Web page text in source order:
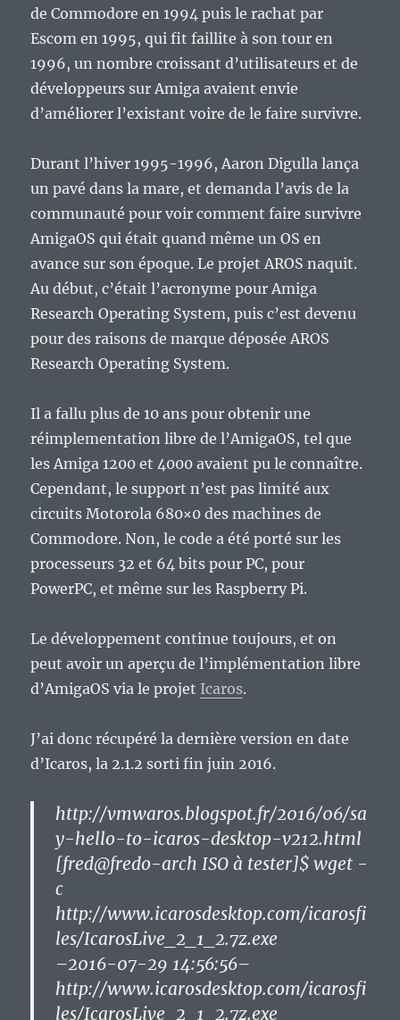
de Commodore en 1994 puis le rachat par
Escom en 1995, qui fit faillite à son tour en
1996, un nombre croissant d’utilisateurs et de
développeurs sur Amiga avaient envie
d’améliorer l’existant voire de le faire survivre.
Durant l’hiver 1995-1996, Aaron Digulla lança
un pavé dans la mare, et demanda l’avis de la
communauté pour voir comment faire survivre
AmigaOS qui était quand même un OS en
avance sur son époque. Le projet AROS naquit.
Au début, c’était l’acronyme pour Amiga
Research Operating System, puis c’est devenu
pour des raisons de marque déposée AROS
Research Operating System.
Il a fallu plus de 10 ans pour obtenir une
réimplementation libre de l’AmigaOS, tel que
les Amiga 1200 et 4000 avaient pu le connaître.
Cependant, le support n’est pas limité aux
circuits Motorola 680×0 des machines de
Commodore. Non, le code a été porté sur les
processeurs 32 et 64 bits pour PC, pour
PowerPC, et même sur les Raspberry Pi.
Le développement continue toujours, et on
peut avoir un aperçu de l’implémentation libre
d’AmigaOS via le projet Icaros.
J’ai donc récupéré la dernière version en date
d’Icaros, la 2.1.2 sorti fin juin 2016.
http://vmwaros.blogspot.fr/2016/06/sa
y-hello-to-icaros-desktop-v212.html
[fred@fredo-arch ISO à tester]$ wget -
c
http://www.icarosdesktop.com/icarosfi
les/IcarosLive_2_1_2.7z.exe
–2016-07-29 14:56:56–
http://www.icarosdesktop.com/icarosfi
les/IcarosLive_2_1_2.7z.exe